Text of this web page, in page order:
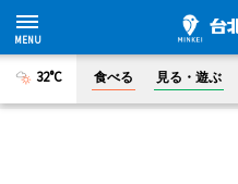
32°C 食べる 見る・遊ぶ